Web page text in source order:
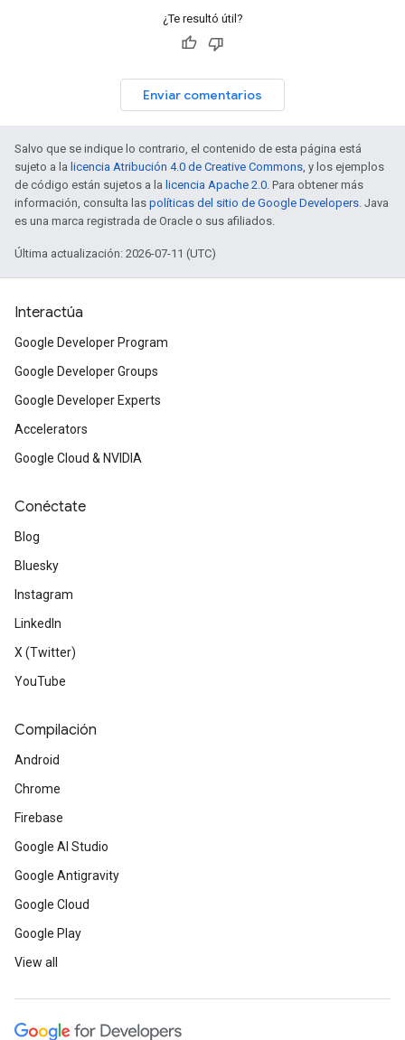
¿Te resultó útil?
Enviar comentarios
Salvo que se indique lo contrario, el contenido de esta página está
sujeto a la licencia Atribución 4.0 de Creative Commons, y los ejemplos
de código están sujetos a la licencia Apache 2.0. Para obtener más
información, consulta las políticas del sitio de Google Developers. Java
es una marca registrada de Oracle o sus afiliados.
Última actualización: 2026-07-11 (UTC)
Interactúa
Google Developer Program
Google Developer Groups
Google Developer Experts
Accelerators
Google Cloud & NVIDIA
Conéctate
Blog
Bluesky
Instagram
LinkedIn
X (Twitter)
YouTube
Compilación
Android
Chrome
Firebase
Google AI Studio
Google Antigravity
Google Cloud
Google Play
View all